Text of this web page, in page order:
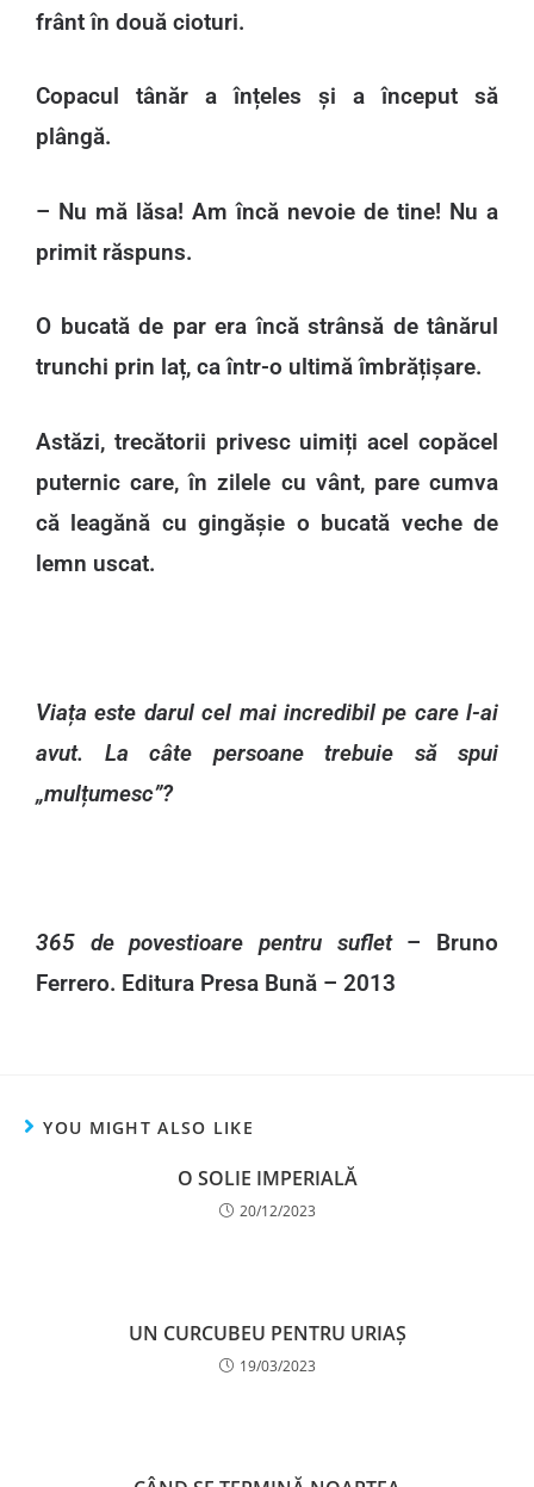
frânt în două cioturi.
Copacul tânăr a înțeles și a început să
plângă.
– Nu mă lăsa! Am încă nevoie de tine! Nu a
primit răspuns.
O bucată de par era încă strânsă de tânărul
trunchi prin laț, ca într-o ultimă îmbrățișare.
Astăzi, trecătorii privesc uimiți acel copăcel
puternic care, în zilele cu vânt, pare cumva
că leagănă cu gingășie o bucată veche de
lemn uscat.
Viața este darul cel mai incredibil pe care l-ai
avut. La câte persoane trebuie să spui
„mulțumesc”?
365 de povestioare pentru suflet– Bruno
Ferrero. Editura Presa Bună – 2013
YOU MIGHT ALSO LIKE
O SOLIE IMPERIALĂ
20/12/2023
UN CURCUBEU PENTRU URIAȘ
19/03/2023